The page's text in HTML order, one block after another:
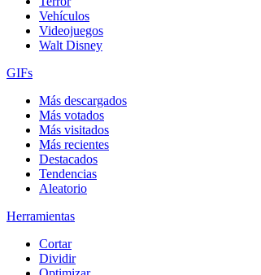
Vehículos
Videojuegos
Walt Disney
GIFs
Más descargados
Más votados
Más visitados
Más recientes
Destacados
Tendencias
Aleatorio
Herramientas
Cortar
Dividir